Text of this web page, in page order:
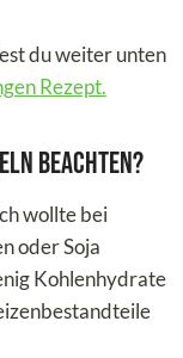
du weiter unten
Rezept.
beachten?
wollte bei
oder Soja
Kohlenhydrate